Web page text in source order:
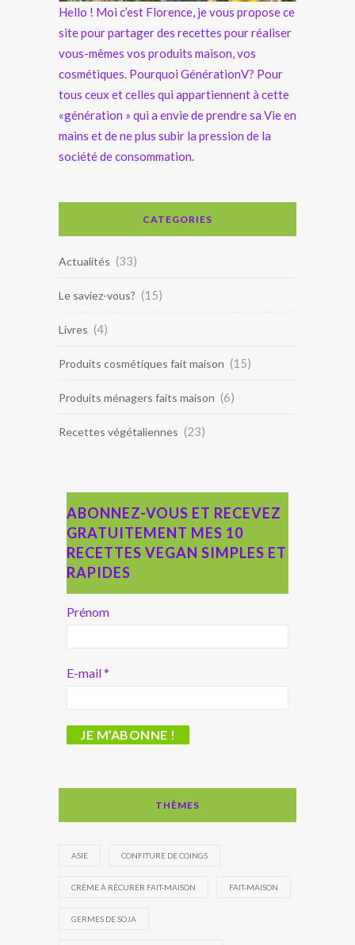
Hello ! Moi c’est Florence, je vous propose ce
site pour partager des recettes pour réaliser
vous-mêmes vos produits maison, vos
cosmétiques. Pourquoi GénérationV? Pour
tous ceux et celles qui appartiennent à cette
«génération » qui a envie de prendre sa Vie en
mains et de ne plus subir la pression de la
société de consommation.
CATEGORIES
Actualités (33)
Le saviez-vous? (15)
Livres (4)
Produits cosmétiques fait maison (15)
Produits ménagers faits maison (6)
Recettes végétaliennes (23)
ABONNEZ-VOUS ET RECEVEZ
GRATUITEMENT MES 10
RECETTES VEGAN SIMPLES ET
RAPIDES
Prénom
E-mail*
THÈMES
ASIE CONFITURE DE COINGS
CRÈME À RÉCURER FAIT-MAISON FAIT-MAISON
GERMES DE SOJA